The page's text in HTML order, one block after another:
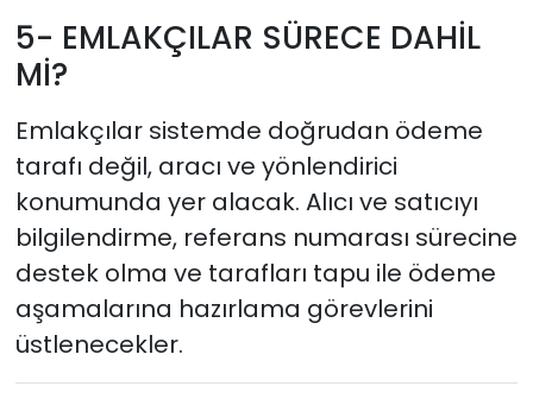
5- EMLAKÇILAR SÜRECE DAHİL
Mİ?
Emlakçılar sistemde doğrudan ödeme
tarafı değil, aracı ve yönlendirici
konumunda yer alacak. Alıcı ve satıcıyı
bilgilendirme, referans numarası sürecine
destek olma ve tarafları tapu ile ödeme
aşamalarına hazırlama görevlerini
üstlenecekler.